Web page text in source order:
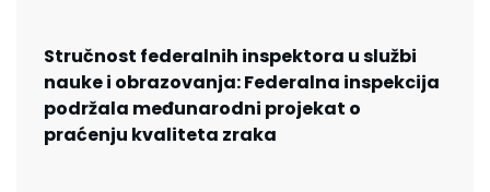
Stručnost federalnih inspektora u službi
nauke i obrazovanja: Federalna inspekcija
podržala međunarodni projekat o
praćenju kvaliteta zraka